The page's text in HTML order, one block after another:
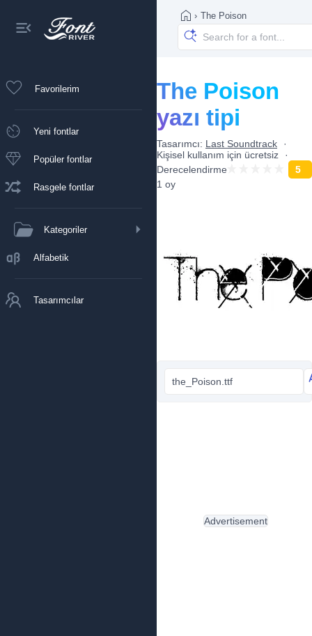
Favorilerim
Yeni fontlar
Popüler fontlar
Rasgele fontlar
Kategoriler
Alfabetik
Tasarımcılar
› The Poison
The Poison
yazı tipi
Tasarımcı: Last Soundtrack
Kişisel kullanım için ücretsiz
Derecelendirme
5
1 oy
the_Poison.ttf
Advertisement